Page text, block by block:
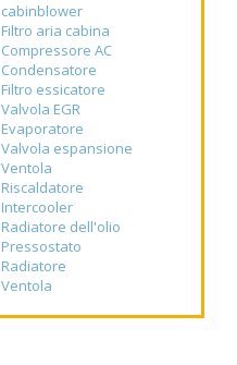
cabinblower
Filtro aria cabina
Compressore AC
Condensatore
Filtro essicatore
Valvola EGR
Evaporatore
Valvola espansione
Ventola
Riscaldatore
Intercooler
Radiatore dell'olio
Pressostato
Radiatore
Ventola